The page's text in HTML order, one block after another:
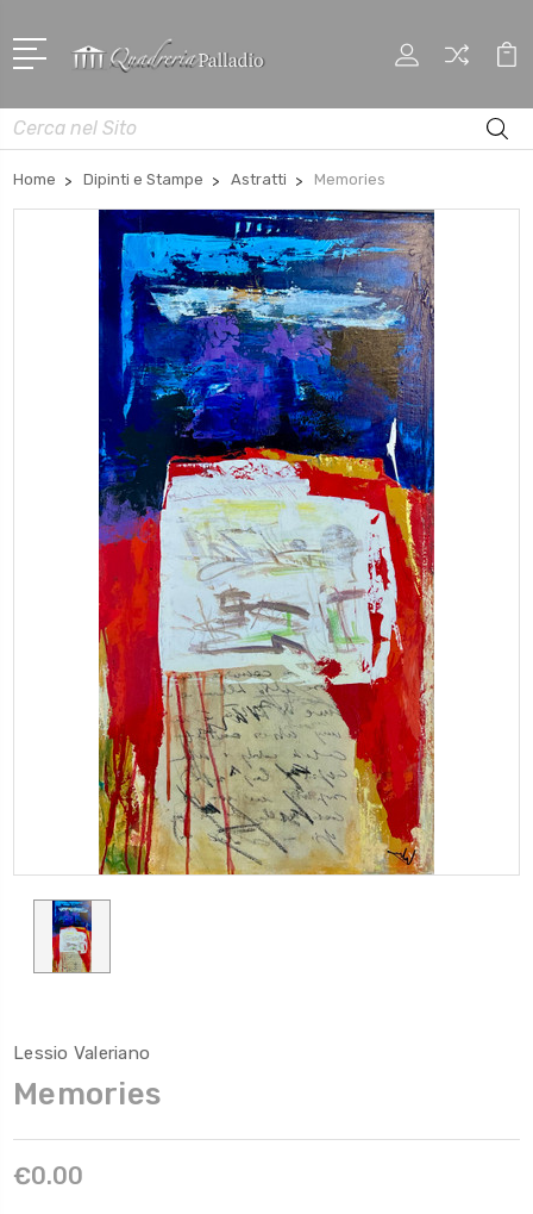
Cerca
Home Dipinti e Stampe Astratti Memories
Lessio Valeriano
Memories
€0.00